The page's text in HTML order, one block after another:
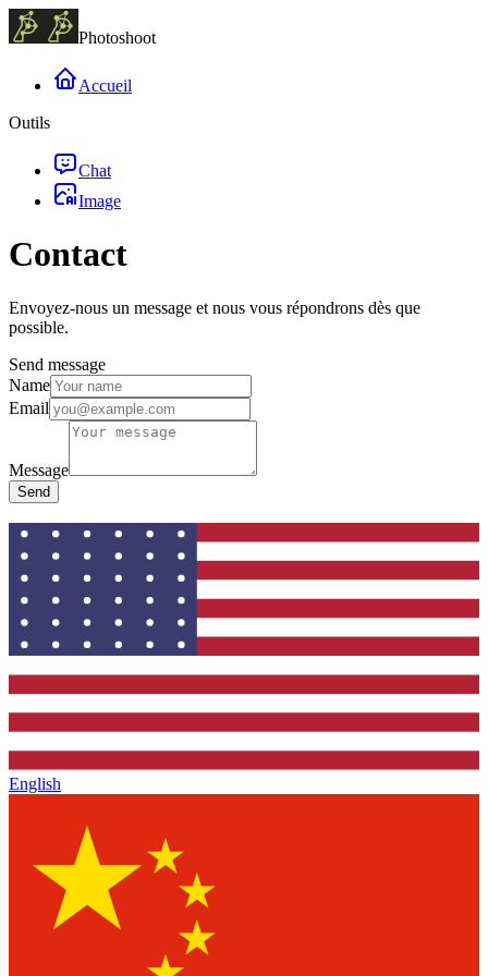
Photoshoot
Accueil
Outils
Chat
Image
Contact
Envoyez-nous un message et nous vous répondrons dès que
possible.
Send message
Name
Email
Message
Send
English